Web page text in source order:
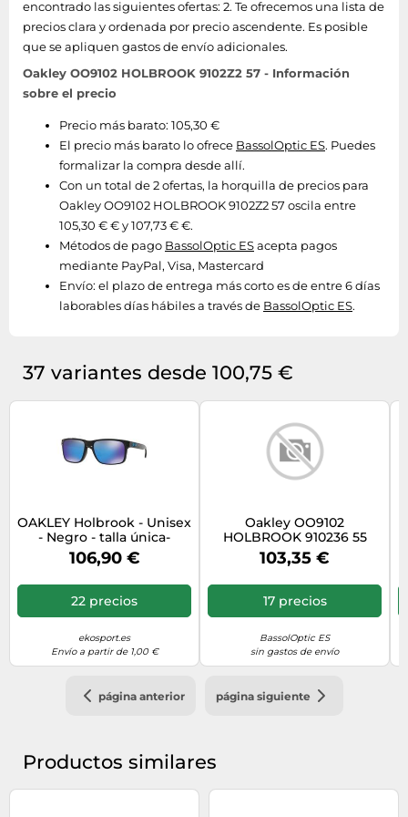
encontrado las siguientes ofertas: 2. Te ofrecemos una lista de
precios clara y ordenada por precio ascendente. Es posible
que se apliquen gastos de envío adicionales.
Oakley OO9102 HOLBROOK 9102Z2 57 - Información
sobre el precio
Precio más barato: 105,30 €
El precio más barato lo ofrece BassolOptic ES. Puedes
formalizar la compra desde allí.
Con un total de 2 ofertas, la horquilla de precios para
Oakley OO9102 HOLBROOK 9102Z2 57 oscila entre
105,30 € € y 107,73 € €.
Métodos de pago BassolOptic ESacepta pagos
mediante PayPal, Visa, Mastercard
Envío: el plazo de entrega más corto es de entre 6 días
laborables días hábiles a través de BassolOptic ES.
37 variantes desde 100,75 €
OAKLEY Holbrook - Unisex
- Negro - talla única-
modelo 2026
106,90 €
22 precios
ekosport.es
Envío a partir de 1,00 €
Oakley OO9102
HOLBROOK 910236 55
103,35 €
17 precios
BassolOptic ES
sin gastos de envío
página anterior página siguiente
Productos similares